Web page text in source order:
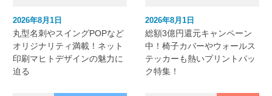
2026年8月1日
丸型名刺やスイングPOPなど
オリジナリティ満載！ネット
印刷マヒトデザインの魅力に
迫る
2026年8月1日
総額3億円還元キャンペーン
中！椅子カバーやウォールス
テッカーも熱いプリントパッ
ク特集！